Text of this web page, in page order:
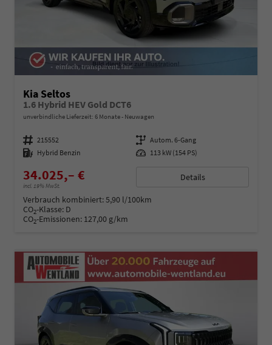
Kia Seltos
1.6 Hybrid HEV Gold DCT6
unverbindliche Lieferzeit: 6 Monate Neuwagen
Fahrzeugnummer 215552 Getriebe Autom. 6-Gang
Kraftstoff Hybrid Benzin Leistung 113 kW (154 PS)
34.025,– €
incl. 19% MwSt.
Details
Verbrauch kombiniert:5,90 l/100km
CO2-Klasse: D
CO2-Emissionen: 127,00 g/km